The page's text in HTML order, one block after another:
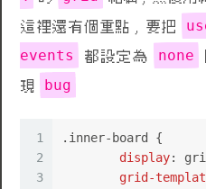
這裡還有個重點 , 要把
events
都設定為 none
現
bug
1
2
3
.inner-board
{
display:
grid-